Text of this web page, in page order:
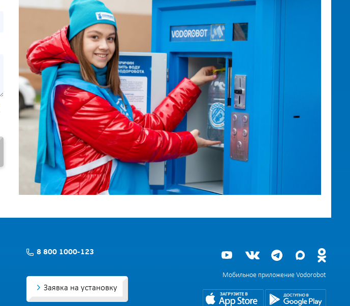
8 800 1000-123
Заявка на установку
Мобильное приложение Vodorobot